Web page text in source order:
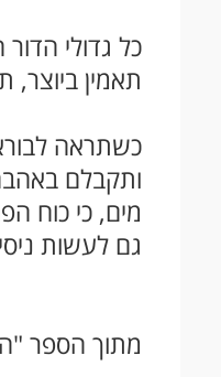
כל גדולי
תאמין ביוצר,
כשתראה
ותקבלם
מים, כי כוח
גם לעשות
מתוך הספר